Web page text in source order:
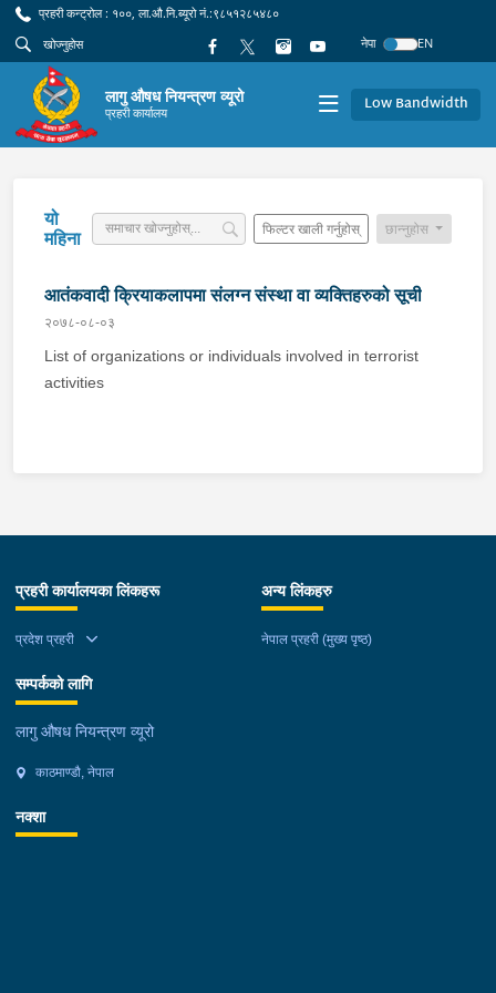
प्रहरी कन्ट्रोल : १००, ला.औ.नि.ब्यूरो नं.:९८५१२८५४८०
नेपा
EN
लागु औषध नियन्त्रण व्यूरो
प्रहरी कार्यालय Low Bandwidth
यो
महिना
फिल्टर खाली गर्नुहोस् छान्नुहोस
आतंकवादी क्रियाकलापमा संलग्न संस्था वा व्यक्तिहरुको सूची
२०७८-०८-०३
List of organizations or individuals involved in terrorist
activities
प्रहरी कार्यालयका लिंकहरू
प्रदेश प्रहरी
अन्य लिंकहरु
नेपाल प्रहरी (मुख्य पृष्ठ)
सम्पर्कको लागि
लागु औषध नियन्त्रण व्यूरो
काठमाण्डौ, नेपाल
नक्शा